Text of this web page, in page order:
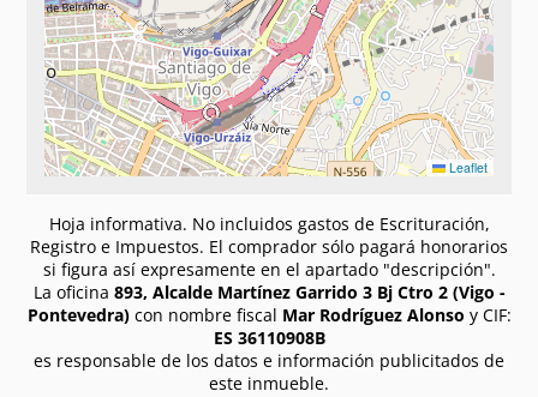
Leaflet
Hoja informativa. No incluidos gastos de Escrituración,
Registro e Impuestos. El comprador sólo pagará honorarios
si figura así expresamente en el apartado "descripción".
La oficina 893, Alcalde Martínez Garrido 3 Bj Ctro 2 (Vigo -
Pontevedra)con nombre fiscal Mar Rodríguez Alonso y CIF:
ES 36110908B
es responsable de los datos e información publicitados de
este inmueble.